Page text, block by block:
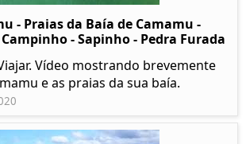
- Praias da Baía de Camamu -
- Sapinho - Pedra Furada
Vídeo mostrando brevemente
e as praias da sua baía.